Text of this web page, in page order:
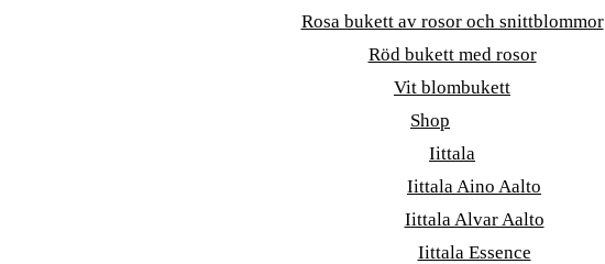
Rosa bukett av rosor och snittblommor
Röd bukett med rosor
Vit blombukett
Shop
Iittala
Iittala Aino Aalto
Iittala Alvar Aalto
Iittala Essence